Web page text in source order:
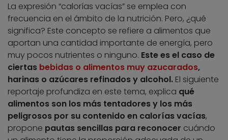
La expresión “calorías vacías” se emplea con
frecuencia en el ámbito de la nutrición. Pero, ¿qué
significa? Este concepto se refiere a alimentos que
aportan una cantidad importante de energía, pero
muy pocos nutrientes o ninguno. Este es el caso de
ciertas bebidas o alimentos muy azucarados,
harinas o azúcares refinados y alcohol. El siguiente
reportaje profundiza en este tema, explica qué
alimentos son los más tentadores y los más
peligrosos por su contenido en calorías vacías,
propone pautas sencillas para reconocer cuándo